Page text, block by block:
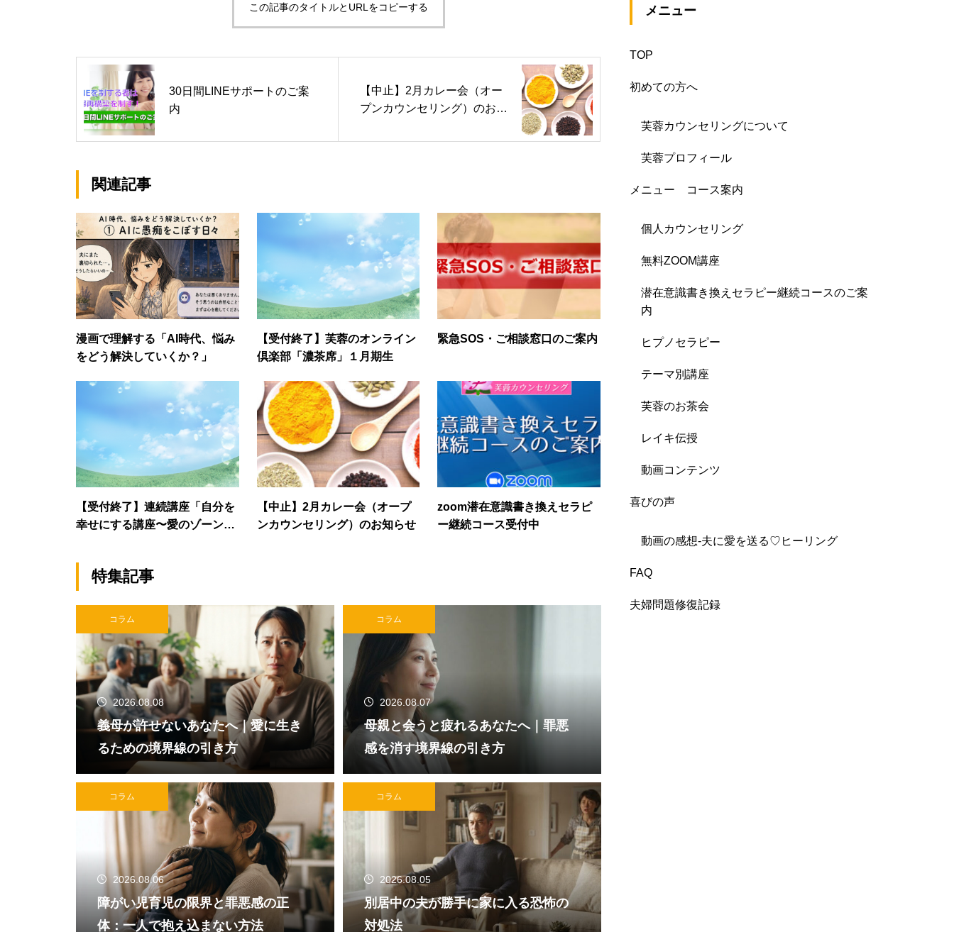
この記事のタイトルとURLをコピーする
30日間LINEサポートのご案
内
【中止】2月カレー会（オー
プンカウンセリング）のお知
関連記事
漫画で理解する「AI時代、悩み
をどう解決していくか？」
【受付終了】芙蓉のオンライン
倶楽部「濃茶席」１月期生
緊急SOS・ご相談窓口のご案内
【受付終了】連続講座「自分を
幸せにする講座〜愛のゾーンに
【中止】2月カレー会（オープ
ンカウンセリング）のお知らせ
zoom潜在意識書き換えセラピ
ー継続コース受付中
特集記事
コラム
2026.08.08
義母が許せないあなたへ｜愛に生き
るための境界線の引き方
コラム
2026.08.07
母親と会うと疲れるあなたへ｜罪悪
感を消す境界線の引き方
コラム
2026.08.06
障がい児育児の限界と罪悪感の正
体：一人で抱え込まない方法
コラム
2026.08.05
別居中の夫が勝手に家に入る恐怖の
対処法
メニュー
TOP
初めての方へ
芙蓉カウンセリングについて
芙蓉プロフィール
メニュー コース案内
個人カウンセリング
無料ZOOM講座
潜在意識書き換えセラピー継続コースのご案
内
ヒプノセラピー
テーマ別講座
芙蓉のお茶会
レイキ伝授
動画コンテンツ
喜びの声
動画の感想-夫に愛を送る♡ヒーリング
FAQ
夫婦問題修復記録